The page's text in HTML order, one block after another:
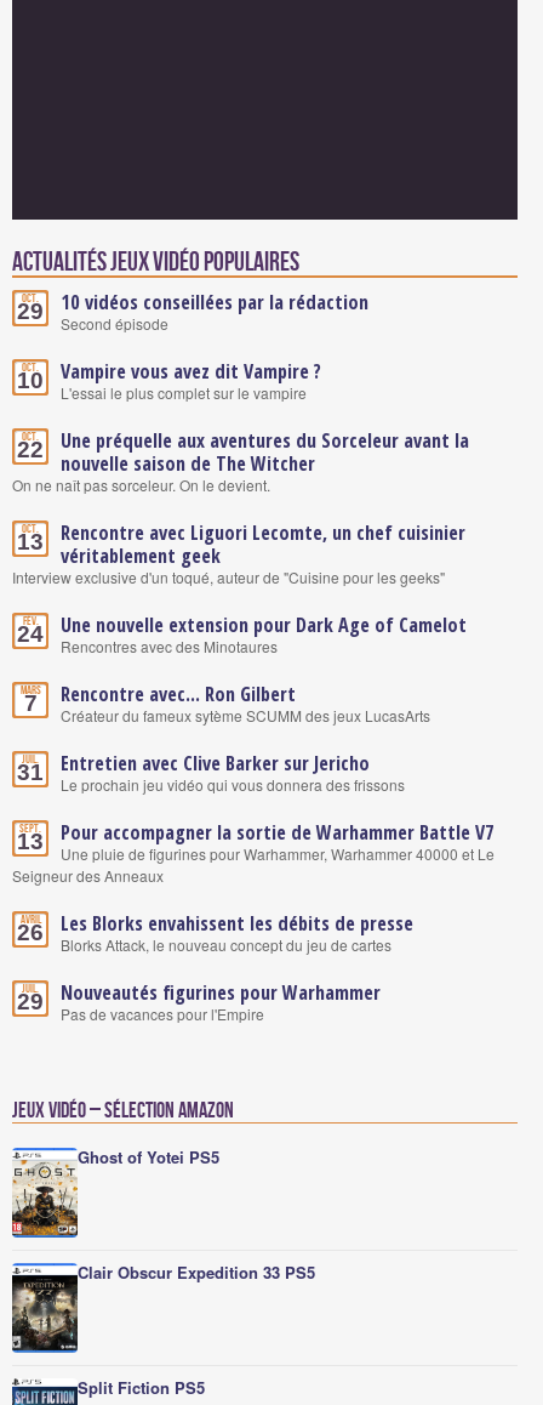
Actualités Jeux vidéo populaires
Oct.
29 10 vidéos conseillées par la rédaction
Second épisode
Oct.
10 Vampire vous avez dit Vampire ?
L'essai le plus complet sur le vampire
Oct.
22
Une préquelle aux aventures du Sorceleur avant la
nouvelle saison de The Witcher
On ne naît pas sorceleur. On le devient.
Oct.
13
Rencontre avec Liguori Lecomte, un chef cuisinier
véritablement geek
Interview exclusive d'un toqué, auteur de "Cuisine pour les geeks"
Fév.
24 Une nouvelle extension pour Dark Age of Camelot
Rencontres avec des Minotaures
Mars
7 Rencontre avec... Ron Gilbert
Créateur du fameux sytème SCUMM des jeux LucasArts
Juil.
31 Entretien avec Clive Barker sur Jericho
Le prochain jeu vidéo qui vous donnera des frissons
Sept.
13 Pour accompagner la sortie de Warhammer Battle V7
Une pluie de figurines pour Warhammer, Warhammer 40000 et Le
Seigneur des Anneaux
Avril
26 Les Blorks envahissent les débits de presse
Blorks Attack, le nouveau concept du jeu de cartes
Juil.
29 Nouveautés figurines pour Warhammer
Pas de vacances pour l'Empire
Jeux vidéo – Sélection Amazon
Ghost of Yotei PS5
Clair Obscur Expedition 33 PS5
Split Fiction PS5